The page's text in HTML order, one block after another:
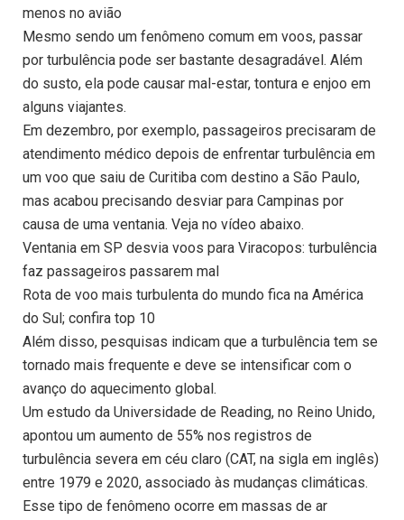
menos no avião
Mesmo sendo um fenômeno comum em voos, passar
por turbulência pode ser bastante desagradável. Além
do susto, ela pode causar mal-estar, tontura e enjoo em
alguns viajantes.
Em dezembro, por exemplo, passageiros precisaram de
atendimento médico depois de enfrentar turbulência em
um voo que saiu de Curitiba com destino a São Paulo,
mas acabou precisando desviar para Campinas por
causa de uma ventania. Veja no vídeo abaixo.
Ventania em SP desvia voos para Viracopos: turbulência
faz passageiros passarem mal
Rota de voo mais turbulenta do mundo fica na América
do Sul; confira top 10
Além disso, pesquisas indicam que a turbulência tem se
tornado mais frequente e deve se intensificar com o
avanço do aquecimento global.
Um estudo da Universidade de Reading, no Reino Unido,
apontou um aumento de 55% nos registros de
turbulência severa em céu claro (CAT, na sigla em inglês)
entre 1979 e 2020, associado às mudanças climáticas.
Esse tipo de fenômeno ocorre em massas de ar